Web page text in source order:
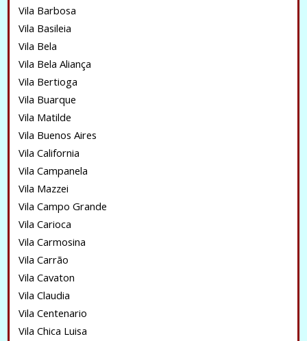
Vila Barbosa
Vila Basileia
Vila Bela
Vila Bela Aliança
Vila Bertioga
Vila Buarque
Vila Matilde
Vila Buenos Aires
Vila California
Vila Campanela
Vila Mazzei
Vila Campo Grande
Vila Carioca
Vila Carmosina
Vila Carrão
Vila Cavaton
Vila Claudia
Vila Centenario
Vila Chica Luisa